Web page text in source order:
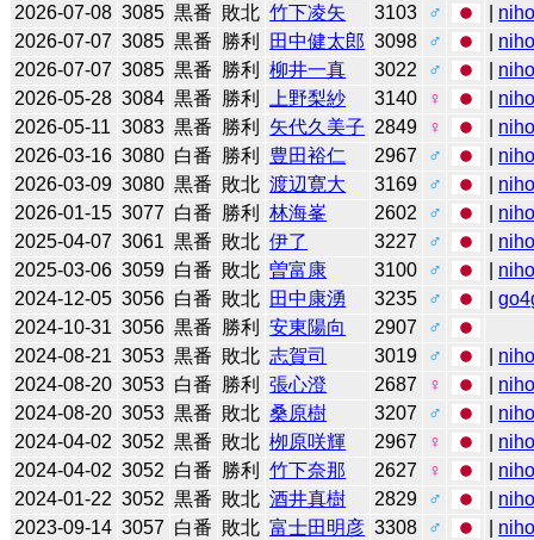
2026-07-08 3085 黒番 敗北 竹下凌矢 3103 ♂
2026-07-07 3085 黒番 勝利 田中健太郎 3098 ♂
2026-07-07 3085 黒番 勝利 柳井一真 3022 ♂
2026-05-28 3084 黒番 勝利 上野梨紗 3140 ♀
2026-05-11 3083 黒番 勝利 矢代久美子 2849 ♀
2026-03-16 3080 白番 勝利 豊田裕仁 2967 ♂
2026-03-09 3080 黒番 敗北 渡辺寛大 3169 ♂
2026-01-15 3077 白番 勝利 林海峯 2602 ♂
2025-04-07 3061 黒番 敗北 伊了 3227 ♂
2025-03-06 3059 白番 敗北 曽富康 3100 ♂
2024-12-05 3056 白番 敗北 田中康湧 3235 ♂ |
2024-10-31 3056 黒番 勝利 安東陽向 2907
♂
2024-08-21 3053 黒番 敗北 志賀司 3019 ♂
2024-08-20 3053 白番 勝利 張心澄 2687 ♀
2024-08-20 3053 黒番 敗北 桑原樹 3207 ♂
2024-04-02 3052 黒番 敗北 栁原咲輝 2967 ♀
2024-04-02 3052 白番 勝利 竹下奈那 2627 ♀
2024-01-22 3052 黒番 敗北 酒井真樹 2829 ♂
2023-09-14 3057 白番 敗北 富士田明彦 3308 ♂